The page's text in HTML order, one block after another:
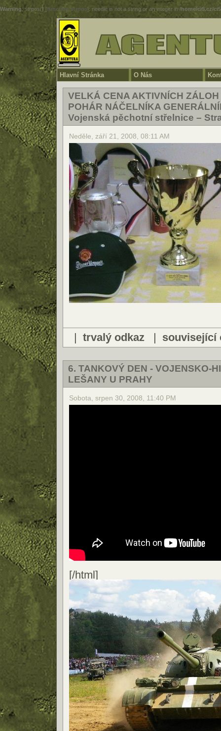
Warning: strpos() [function.strpos]: needle is not a string or an integer in/home/ci5.cz/
Hlavní Stránka O Nás
VELKÁ CENA AKTIVNÍCH
POHÁR NÁČELNÍKA
Vojenská pěchotní střelnice –
Neděle, září 21, 2008, 08:11 AM
| trvalý odkaz | související
6. TANKOVÝ DEN - VOJENSKO-
LEŠANY U PRAHY
Sobota, srpen 30, 2008, 11:40 PM
[/html]